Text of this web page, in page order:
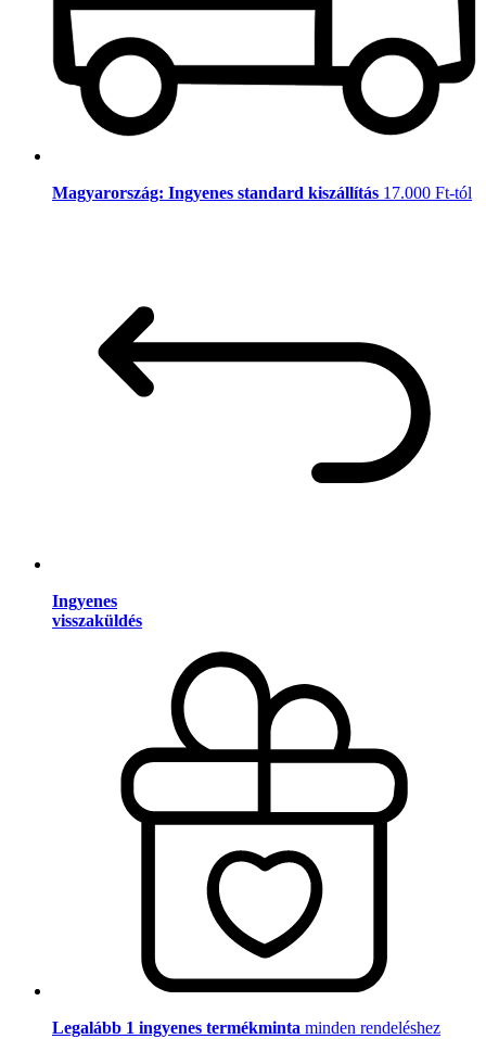
Magyarország: Ingyenes standard kiszállítás 17.000 Ft-tól
Ingyenes
visszaküldés
Legalább 1 ingyenes termékminta minden rendeléshez